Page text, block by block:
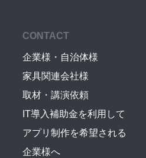
CONTACT
企業様・自治体様
家具関連会社様
取材・講演依頼
IT導入補助金を利用して
アプリ制作を希望される
企業様へ